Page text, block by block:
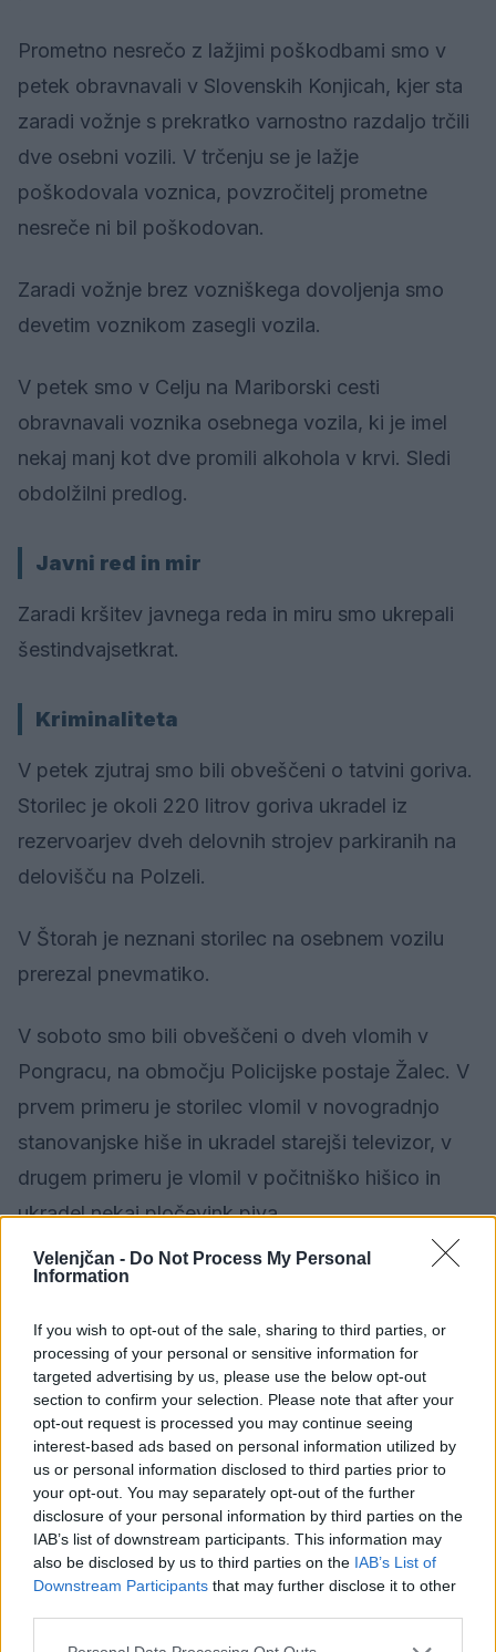
Velenjčan - Do Not Process My Personal
Information
If you wish to opt-out of the sale, sharing to third parties, or
processing of your personal or sensitive information for
targeted advertising by us, please use the below opt-out
section to confirm your selection. Please note that after your
opt-out request is processed you may continue seeing
interest-based ads based on personal information utilized by
us or personal information disclosed to third parties prior to
your opt-out. You may separately opt-out of the further
disclosure of your personal information by third parties on the
IAB’s list of downstream participants. This information may
also be disclosed by us to third parties on the IAB’s List of
Downstream Participants that may further disclose it to other
Prometno nesrečo z lažjimi poškodbami smo v
petek obravnavali v Slovenskih Konjicah, kjer sta
zaradi vožnje s prekratko varnostno razdaljo trčili
dve osebni vozili. V trčenju se je lažje
poškodovala voznica, povzročitelj prometne
nesreče ni bil poškodovan.
Zaradi vožnje brez vozniškega dovoljenja smo
devetim voznikom zasegli vozila.
V petek smo v Celju na Mariborski cesti
obravnavali voznika osebnega vozila, ki je imel
nekaj manj kot dve promili alkohola v krvi. Sledi
obdolžilni predlog.
Javni red in mir
Zaradi kršitev javnega reda in miru smo ukrepali
šestindvajsetkrat.
Kriminaliteta
V petek zjutraj smo bili obveščeni o tatvini goriva.
Storilec je okoli 220 litrov goriva ukradel iz
rezervoarjev dveh delovnih strojev parkiranih na
delovišču na Polzeli.
V Štorah je neznani storilec na osebnem vozilu
prerezal pnevmatiko.
V soboto smo bili obveščeni o dveh vlomih v
Pongracu, na območju Policijske postaje Žalec. V
prvem primeru je storilec vlomil v novogradnjo
stanovanjske hiše in ukradel starejši televizor, v
drugem primeru je vlomil v počitniško hišico in
ukradel nekaj pločevink piva.
Vlom v starejšo nenaseljeno stanovanjsko hišo
na območju Policijske postaje Laško. Storilec je v
hišo vlomil skozi vhodna vrata. Ukradel je
električno žago in dva akumulatorja.
V noči iz sobote na nedeljo je neznani storilec
poskušal vlomiti v objekt osnovne šole na Ravnah
na Koroškem, vendar ga je pregnal alarm in je
pobegnil s kraja.